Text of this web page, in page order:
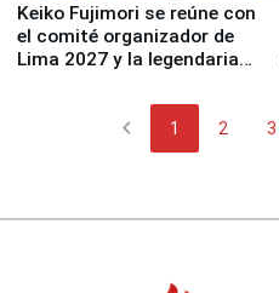
Keiko Fujimori se reúne con
el comité organizador de
Lima 2027 y la legendaria
chevron_left 1 2 3